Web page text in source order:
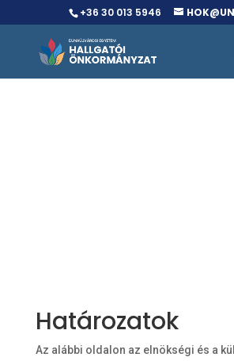
+36 30 013 5946
Határozatok
Az alábbi oldalon az elnökségi és a